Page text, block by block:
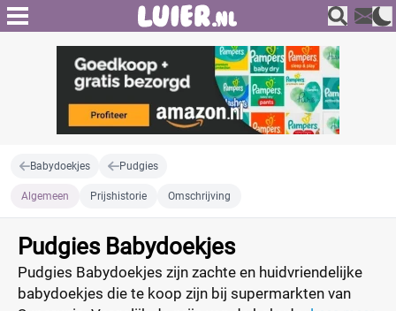
Babydoekjes Pudgies
Algemeen Prijshistorie Omschrijving
Pudgies Babydoekjes
Pudgies Babydoekjes zijn zachte en huidvriendelijke
babydoekjes die te koop zijn bij supermarkten van